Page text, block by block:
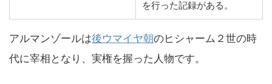
を行った記録がある。
アルマンゾールは後ウマイヤ朝のヒシャーム２世の時
代に宰相となり、実権を握った人物です。